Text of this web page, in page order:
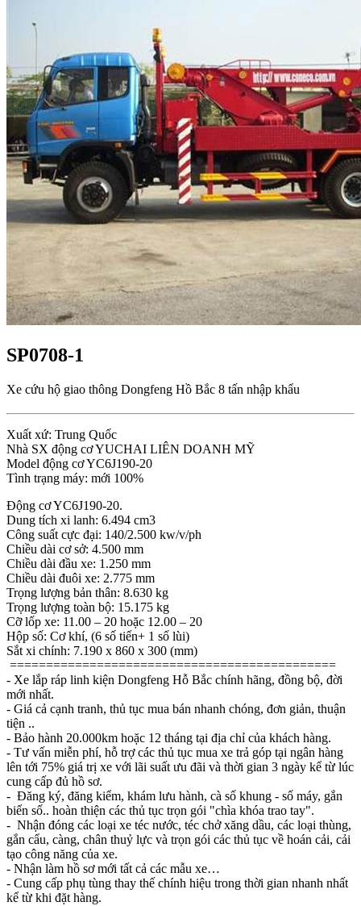
SP0708-1
Xe cứu hộ giao thông Dongfeng Hồ Bắc 8 tấn nhập khẩu
Xuất xứ: Trung Quốc
Nhà SX động cơ YUCHAI LIÊN DOANH MỸ
Model động cơ YC6J190-20
Tình trạng máy: mới 100%
Động cơ YC6J190-20.
Dung tích xi lanh: 6.494 cm3
Công suất cực đại: 140/2.500 kw/v/ph
Chiều dài cơ sở: 4.500 mm
Chiều dài đầu xe: 1.250 mm
Chiều dài đuôi xe: 2.775 mm
Trọng lượng bản thân: 8.630 kg
Trọng lượng toàn bộ: 15.175 kg
Cỡ lốp xe: 11.00 – 20 hoặc 12.00 – 20
Hộp số: Cơ khí, (6 số tiến+ 1 số lùi)
Sắt xi chính: 7.190 x 860 x 300 (mm)
=============================================
- Xe lắp ráp linh kiện Dongfeng Hỗ Bắc chính hãng, đồng bộ, đời
mới nhất.
- Giá cả cạnh tranh, thủ tục mua bán nhanh chóng, đơn giản, thuận
tiện ..
- Bảo hành 20.000km hoặc 12 tháng tại địa chỉ của khách hàng.
- Tư vấn miễn phí, hỗ trợ các thủ tục mua xe trả góp tại ngân hàng
lên tới 75% giá trị xe với lãi suất ưu đãi và thời gian 3 ngày kể từ lúc
cung cấp đủ hồ sơ.
- Đăng ký, đăng kiểm, khám lưu hành, cà số khung - số máy, gắn
biển số.. hoàn thiện các thủ tục trọn gói "chìa khóa trao tay".
- Nhận đóng các loại xe téc nước, téc chở xăng dầu, các loại thùng,
gắn cẩu, càng, chân thuỷ lực và trọn gói các thủ tục về hoán cải, cải
tạo công năng của xe.
- Nhận làm hồ sơ mới tất cả các mẫu xe…
- Cung cấp phụ tùng thay thế chính hiệu trong thời gian nhanh nhất
kể từ khi đặt hàng.